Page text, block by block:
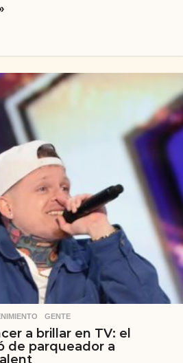
,GENTE
a brillar en TV: el
de parqueador a